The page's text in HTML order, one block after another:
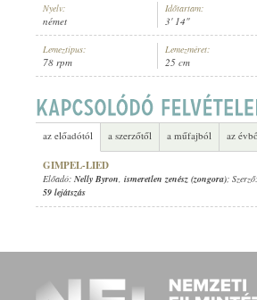
ELŐADÓ: NELLY BYRON,ISMERETLEN ZENÉSZ
Nyelv:
német
Időtartam:
3' 14"
Lemeztípus:
78 rpm
Lemezméret:
25 cm
az előadótól a szerzőtől a műfajból az
GIMPEL-LIED
Előadó: Nelly Byron, ismeretlen zenész (zongora);
59 lejátszás